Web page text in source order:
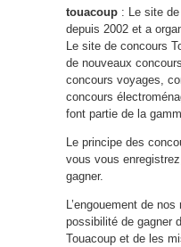
touacoup : Le site
depuis 2002 et a
Le site de concours
de nouveaux
concours voyages,
concours
font partie de la
Le principe des
vous vous
gagner.
L’engouement de
possibilité de gagner
Touacoup et de les